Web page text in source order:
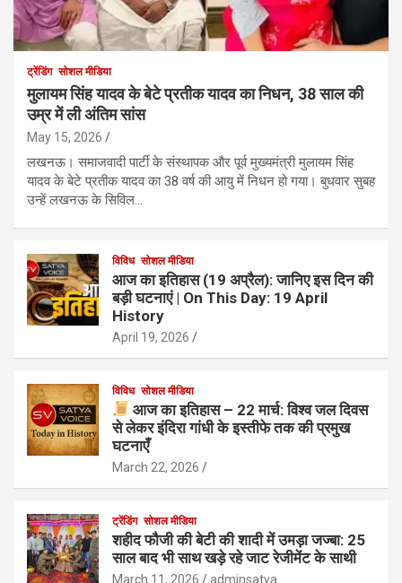
ट्रेंडिंग सोशल मीडिया
मुलायम सिंह यादव के बेटे प्रतीक यादव का निधन, 38 साल की
उम्र में ली अंतिम सांस
May 15, 2026
लखनऊ। समाजवादी पार्टी के संस्थापक और पूर्व मुख्यमंत्री मुलायम सिंह
यादव के बेटे प्रतीक यादव का 38 वर्ष की आयु में निधन हो गया। बुधवार सुबह
उन्हें लखनऊ के सिविल…
विविध सोशल मीडिया
आज का इतिहास (19 अप्रैल): जानिए इस दिन की
बड़ी घटनाएं | On This Day: 19 April
History
April 19, 2026
विविध सोशल मीडिया
आज का इतिहास – 22 मार्च: विश्व जल दिवस
से लेकर इंदिरा गांधी के इस्तीफे तक की प्रमुख
घटनाएँ
March 22, 2026
ट्रेंडिंग सोशल मीडिया
शहीद फौजी की बेटी की शादी में उमड़ा जज्बा: 25
साल बाद भी साथ खड़े रहे जाट रेजीमेंट के साथी
March 11, 2026 adminsatya